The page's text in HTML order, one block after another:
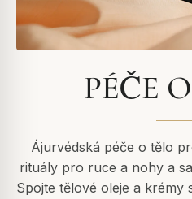
PÉČE
Ájurvédská péče o tělo
rituály pro ruce a nohy a
Spojte tělové oleje a